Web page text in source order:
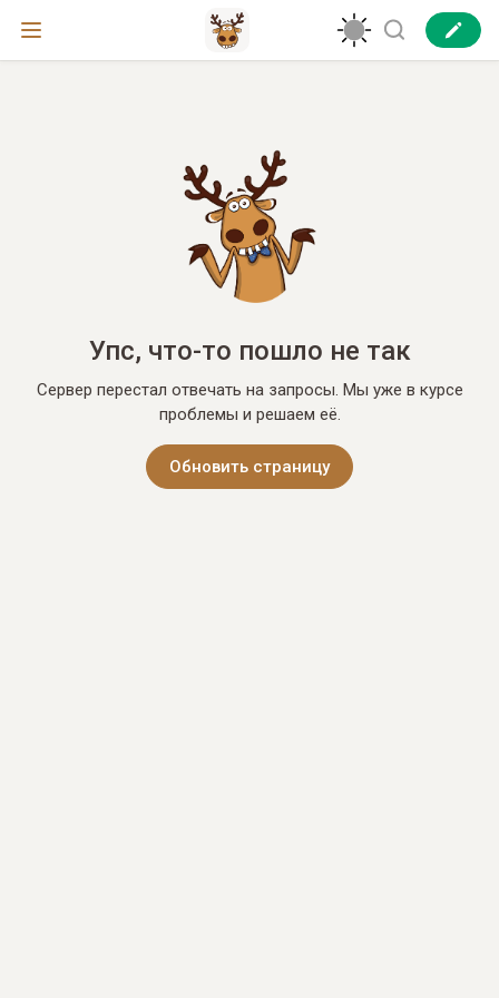
Упс, что-то пошло не так
Сервер перестал отвечать на запросы. Мы уже в курсе
проблемы и решаем её.
Обновить страницу